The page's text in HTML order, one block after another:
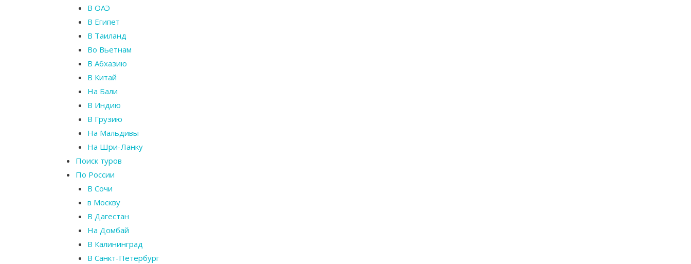
В ОАЭ
В Египет
В Таиланд
Во Вьетнам
В Абхазию
В Китай
На Бали
В Индию
В Грузию
На Мальдивы
На Шри-Ланку
Поиск туров
По России
В Сочи
в Москву
В Дагестан
На Домбай
В Калининград
В Санкт-Петербург